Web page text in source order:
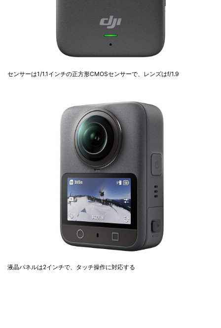
センサーは1/1.1インチの正方形CMOSセンサーで、レンズはf/1.9
液晶パネルは2インチで、タッチ操作に対応する